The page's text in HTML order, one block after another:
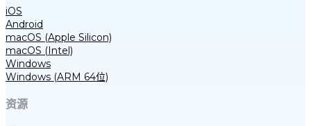
iOS
Android
macOS (Apple Silicon)
macOS (Intel)
Windows
Windows (ARM 64位)
资源